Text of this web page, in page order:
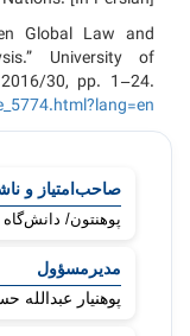
Global Law and
University of
30, pp. 1–24.
صاحب‌امتیاز و
پوهنتون/
مدیرمسؤول
پوهنیار عبدالله